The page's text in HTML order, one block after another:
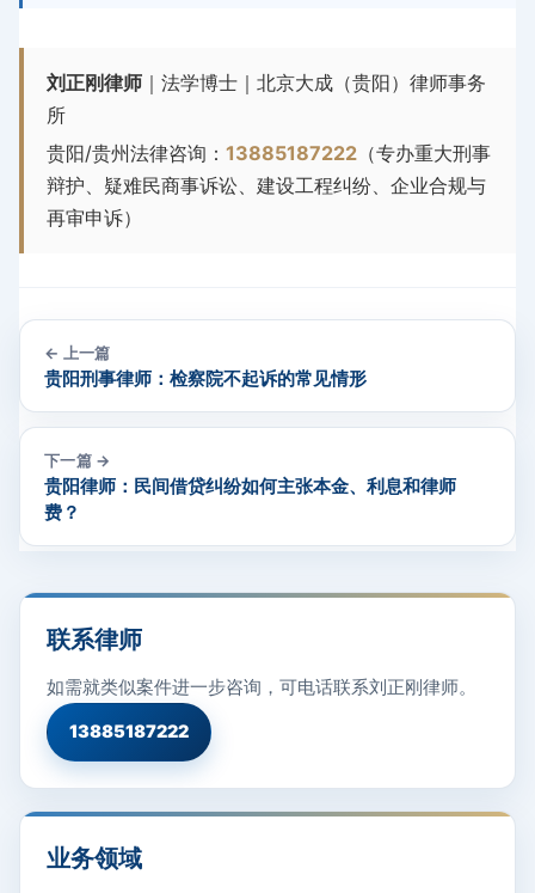
刘正刚律师 ｜法学博士｜北京大成（贵阳）律师事务
所
贵阳/贵州法律咨询：13885187222 （专办重大刑事
辩护、疑难民商事诉讼、建设工程纠纷、企业合规与
再审申诉）
← 上一篇
贵阳刑事律师：检察院不起诉的常见情形
下一篇 →
贵阳律师：民间借贷纠纷如何主张本金、利息和律师
费？
联系律师
如需就类似案件进一步咨询，可电话联系刘正刚律师。
13885187222
业务领域